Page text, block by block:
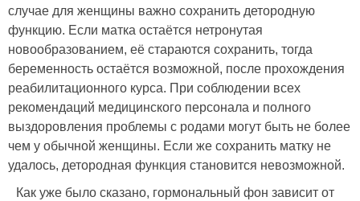
случае для женщины важно сохранить детородную
функцию. Если матка остаётся нетронутая
новообразованием, её стараются сохранить, тогда
беременность остаётся возможной, после прохождения
реабилитационного курса. При соблюдении всех
рекомендаций медицинского персонала и полного
выздоровления проблемы с родами могут быть не более
чем у обычной женщины. Если же сохранить матку не
удалось, детородная функция становится невозможной.
Как уже было сказано, гормональный фон зависит от